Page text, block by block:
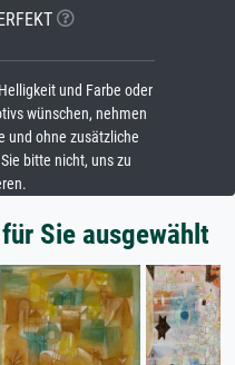
und Farbe oder
wünschen, nehmen
und ohne zusätzliche
bitte nicht, uns zu
Sie ausgewählt